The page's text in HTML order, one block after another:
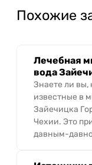
Похожие
Лечебная
вода
Знаете ли вы,
известные в
Зайечицка
Чехии. Это
давным-